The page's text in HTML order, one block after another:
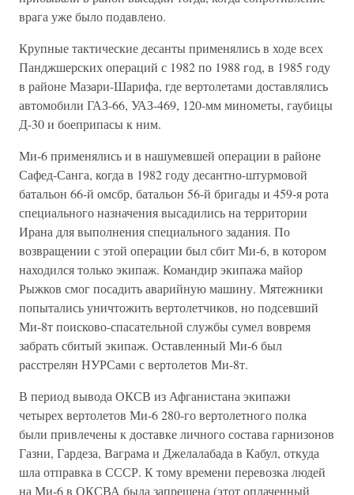
врага уже было подавлено.
Крупные тактические десанты применялись в ходе всех
Панджшерских операций с 1982 по 1988 год, в 1985 году
в районе Мазари-Шарифа, где вертолетами доставлялись
автомобили ГАЗ-66, УАЗ-469, 120-мм минометы, гаубицы
Д-30 и боеприпасы к ним.
Ми-6 применялись и в нашумевшей операции в районе
Сафед-Санга, когда в 1982 году десантно-штурмовой
батальон 66-й омсбр, батальон 56-й бригады и 459-я рота
специального назначения высадились на территории
Ирана для выполнения специального задания. По
возвращении с этой операции был сбит Ми-6, в котором
находился только экипаж. Командир экипажа майор
Рыжков смог посадить аварийную машину. Мятежники
попытались уничтожить вертолетчиков, но подсевший
Ми-8т поисково-спасательной службы сумел вовремя
забрать сбитый экипаж. Оставленный Ми-6 был
расстрелян НУРСами с вертолетов Ми-8т.
В период вывода ОКСВ из Афганистана экипажи
четырех вертолетов Ми-6 280-го вертолетного полка
были привлечены к доставке личного состава гарнизонов
Газни, Гардеза, Ваграма и Джелалабада в Кабул, откуда
шла отправка в СССР. К тому времени перевозка людей
на Ми-6 в ОКСВА была запрещена (этот оплаченный